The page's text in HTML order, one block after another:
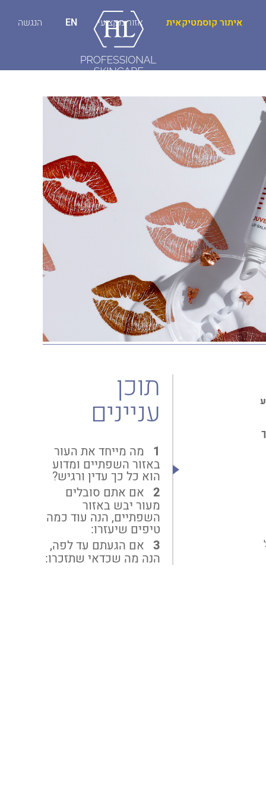
איתור קוסמטיקאית אזור מקצועי EN הנגשה
תוכן
עניינים
מה מייחד את העור
באזור השפתיים ומדוע
הוא כל כך עדין ורגיש?
אם אתם סובלים
מעור יבש באזור
השפתיים, הנה עוד כמה
טיפים שיעזרו:
אם הגעתם עד לפה,
הנה מה שכדאי שתזכרו: